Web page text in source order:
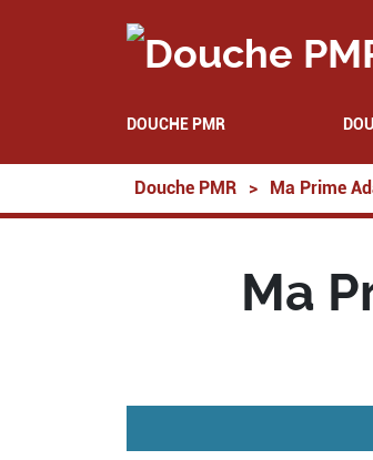
DOUCHE PMR
Douche PMR > Ma Prime
Ma